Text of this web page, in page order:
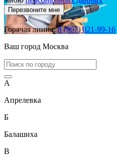
Перезвоните мне
Горячая линия:8 (967) 021-99-16
Ваш город Москва
А
Апрелевка
Б
Балашиха
В